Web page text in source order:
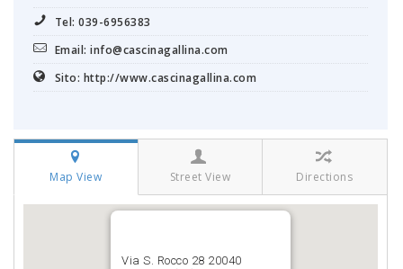
Tel: 039-6956383
Email: info@cascinagallina.com
Sito: http://www.cascinagallina.com
Map View Street View Directions
Via S. Rocco 28 20040